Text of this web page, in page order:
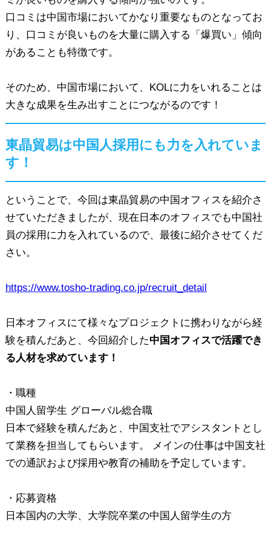
口コミは中国市場においてかなり重要なものとなってお
り、口コミが良いものを大量に購入する「爆買い」傾向
があることも特徴です。
そのため、中国市場において、KOLに力をいれることは
大きな成果を生み出すことにつながるのです！
東晶貿易は中国人採用にも力を入れていま
す！
ということで、今回は東晶貿易の中国オフィスを紹介さ
せていただきましたが、現在日本のオフィスでも中国社
員の採用に力を入れているので、最後に紹介させてくだ
さい。
https://www.tosho-trading.co.jp/recruit_detail
日本オフィスにて様々なプロジェクトに携わりながら経
験を積んだあと、今回紹介した中国オフィスで活躍でき
る人材を求めています！
・職種
中国人留学生 グローバル総合職
日本で経験を積んだあと、中国支社でアシスタントとし
て業務を担当してもらいます。 メインの仕事は中国支社
での通訳および採用や教育の補助を予定しています。
・応募資格
日本国内の大学、大学院卒業の中国人留学生の方